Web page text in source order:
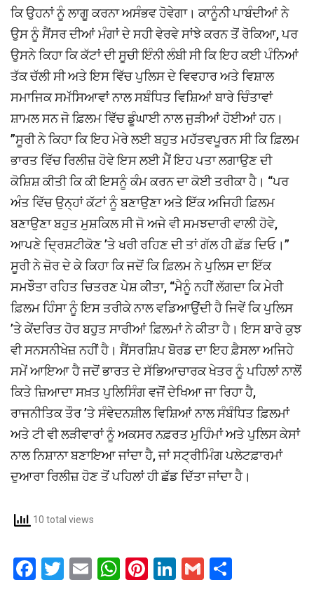
ਕਿ ਉਹਨਾਂ ਨੂੰ ਲਾਗੂ ਕਰਨਾ ਅਸੰਭਵ ਹੋਵੇਗਾ। ਕਾਨੂੰਨੀ ਪਾਬੰਦੀਆਂ ਨੇ
ਉਸ ਨੂੰ ਸੈਂਸਰ ਦੀਆਂ ਮੰਗਾਂ ਦੇ ਸਹੀ ਵੇਰਵੇ ਸਾਂਝੇ ਕਰਨ ਤੋਂ ਰੋਕਿਆ, ਪਰ
ਉਸਨੇ ਕਿਹਾ ਕਿ ਕੱਟਾਂ ਦੀ ਸੂਚੀ ਇੰਨੀ ਲੰਬੀ ਸੀ ਕਿ ਇਹ ਕਈ ਪੰਨਿਆਂ
ਤੱਕ ਚੱਲੀ ਸੀ ਅਤੇ ਇਸ ਵਿੱਚ ਪੁਲਿਸ ਦੇ ਵਿਵਹਾਰ ਅਤੇ ਵਿਸ਼ਾਲ
ਸਮਾਜਿਕ ਸਮੱਸਿਆਵਾਂ ਨਾਲ ਸਬੰਧਿਤ ਵਿਸ਼ਿਆਂ ਬਾਰੇ ਚਿੰਤਾਵਾਂ
ਸ਼ਾਮਲ ਸਨ ਜੋ ਫ਼ਿਲਮ ਵਿੱਚ ਡੂੰਘਾਈ ਨਾਲ ਜੁੜੀਆਂ ਹੋਈਆਂ ਹਨ।
”ਸੂਰੀ ਨੇ ਕਿਹਾ ਕਿ ਇਹ ਮੇਰੇ ਲਈ ਬਹੁਤ ਮਹੱਤਵਪੂਰਨ ਸੀ ਕਿ ਫ਼ਿਲਮ
ਭਾਰਤ ਵਿੱਚ ਰਿਲੀਜ਼ ਹੋਵੇ ਇਸ ਲਈ ਮੈਂ ਇਹ ਪਤਾ ਲਗਾਉਣ ਦੀ
ਕੋਸ਼ਿਸ਼ ਕੀਤੀ ਕਿ ਕੀ ਇਸਨੂੰ ਕੰਮ ਕਰਨ ਦਾ ਕੋਈ ਤਰੀਕਾ ਹੈ। “ਪਰ
ਅੰਤ ਵਿੱਚ ਉਨ੍ਹਾਂ ਕੱਟਾਂ ਨੂੰ ਬਣਾਉਣਾ ਅਤੇ ਇੱਕ ਅਜਿਹੀ ਫ਼ਿਲਮ
ਬਣਾਉਣਾ ਬਹੁਤ ਮੁਸ਼ਕਿਲ ਸੀ ਜੋ ਅਜੇ ਵੀ ਸਮਝਦਾਰੀ ਵਾਲੀ ਹੋਵੇ,
ਆਪਣੇ ਦ੍ਰਿਸ਼ਟੀਕੋਣ ’ਤੇ ਖਰੀ ਰਹਿਣ ਦੀ ਤਾਂ ਗੱਲ ਹੀ ਛੱਡ ਦਿਓ।”
ਸੂਰੀ ਨੇ ਜ਼ੋਰ ਦੇ ਕੇ ਕਿਹਾ ਕਿ ਜਦੋਂ ਕਿ ਫ਼ਿਲਮ ਨੇ ਪੁਲਿਸ ਦਾ ਇੱਕ
ਸਮਝੌਤਾ ਰਹਿਤ ਚਿਤਰਣ ਪੇਸ਼ ਕੀਤਾ, “ਮੈਨੂੰ ਨਹੀਂ ਲੱਗਦਾ ਕਿ ਮੇਰੀ
ਫ਼ਿਲਮ ਹਿੰਸਾ ਨੂੰ ਇਸ ਤਰੀਕੇ ਨਾਲ ਵਡਿਆਉਂਦੀ ਹੈ ਜਿਵੇਂ ਕਿ ਪੁਲਿਸ
’ਤੇ ਕੇਂਦਰਿਤ ਹੋਰ ਬਹੁਤ ਸਾਰੀਆਂ ਫ਼ਿਲਮਾਂ ਨੇ ਕੀਤਾ ਹੈ। ਇਸ ਬਾਰੇ ਕੁਝ
ਵੀ ਸਨਸਨੀਖੇਜ਼ ਨਹੀਂ ਹੈ। ਸੈਂਸਰਸ਼ਿਪ ਬੋਰਡ ਦਾ ਇਹ ਫ਼ੈਸਲਾ ਅਜਿਹੇ
ਸਮੇਂ ਆਇਆ ਹੈ ਜਦੋਂ ਭਾਰਤ ਦੇ ਸੱਭਿਆਚਾਰਕ ਖੇਤਰ ਨੂੰ ਪਹਿਲਾਂ ਨਾਲੋਂ
ਕਿਤੇ ਜ਼ਿਆਦਾ ਸਖ਼ਤ ਪੁਲਿਸਿੰਗ ਵਜੋਂ ਦੇਖਿਆ ਜਾ ਰਿਹਾ ਹੈ,
ਰਾਜਨੀਤਿਕ ਤੌਰ ’ਤੇ ਸੰਵੇਦਨਸ਼ੀਲ ਵਿਸ਼ਿਆਂ ਨਾਲ ਸੰਬੰਧਿਤ ਫ਼ਿਲਮਾਂ
ਅਤੇ ਟੀ ਵੀ ਲੜੀਵਾਰਾਂ ਨੂੰ ਅਕਸਰ ਨਫ਼ਰਤ ਮੁਹਿੰਮਾਂ ਅਤੇ ਪੁਲਿਸ ਕੇਸਾਂ
ਨਾਲ ਨਿਸ਼ਾਨਾ ਬਣਾਇਆ ਜਾਂਦਾ ਹੈ, ਜਾਂ ਸਟ੍ਰੀਮਿੰਗ ਪਲੇਟਫ਼ਾਰਮਾਂ
ਦੁਆਰਾ ਰਿਲੀਜ਼ ਹੋਣ ਤੋਂ ਪਹਿਲਾਂ ਹੀ ਛੱਡ ਦਿੱਤਾ ਜਾਂਦਾ ਹੈ।
10 total views
F
T
E
W
Pi
Li
G